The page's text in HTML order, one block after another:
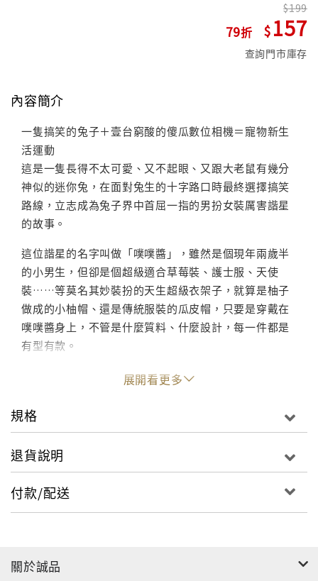
79
199
157
查詢門市庫存
內容簡介
一隻搞笑的兔子＋壹台窮酸的傻瓜數位相機＝寵物新生
活運動
這是一隻長得不太可愛、又不起眼、又跟大老鼠有幾分
神似的迷你兔，在面對兔生的十字路口時最終選擇搞笑
路線，立志成為兔子界中首屈一指的男扮女裝厲害諧星
的故事。
這位諧星的名字叫做「噗噗醬」，雖然是個現年兩歲半
的小男生，但卻是個超級適合草莓裝、護士服、天使
裝……等莫名其妙裝扮的天生超級衣架子，就算是柚子
做成的小柚帽、還是傳統服裝的瓜皮帽，只要是穿戴在
噗噗醬身上，不管是什麼質料、什麼設計，每一件都是
有型有款。
為兔界名模——噗噗醬的專屬攝影師，與噗噗醬一同創
最ㄏㄤ諧星。
噗噗醬
展開看更多
規格
退貨說明
付款/配送
關於誠品